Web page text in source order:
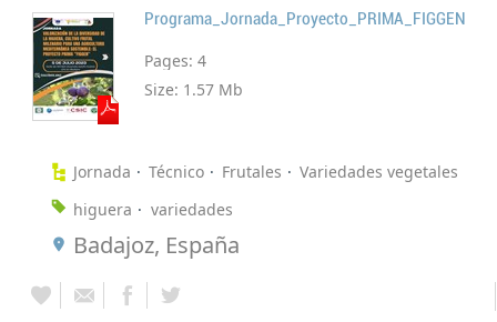
Programa_Jornada_Proyecto_PRIMA_FIGGEN
Pages: 4
Size: 1.57 Mb
Jornada Técnico Frutales
Variedades vegetales
higuera
variedades
Badajoz, España